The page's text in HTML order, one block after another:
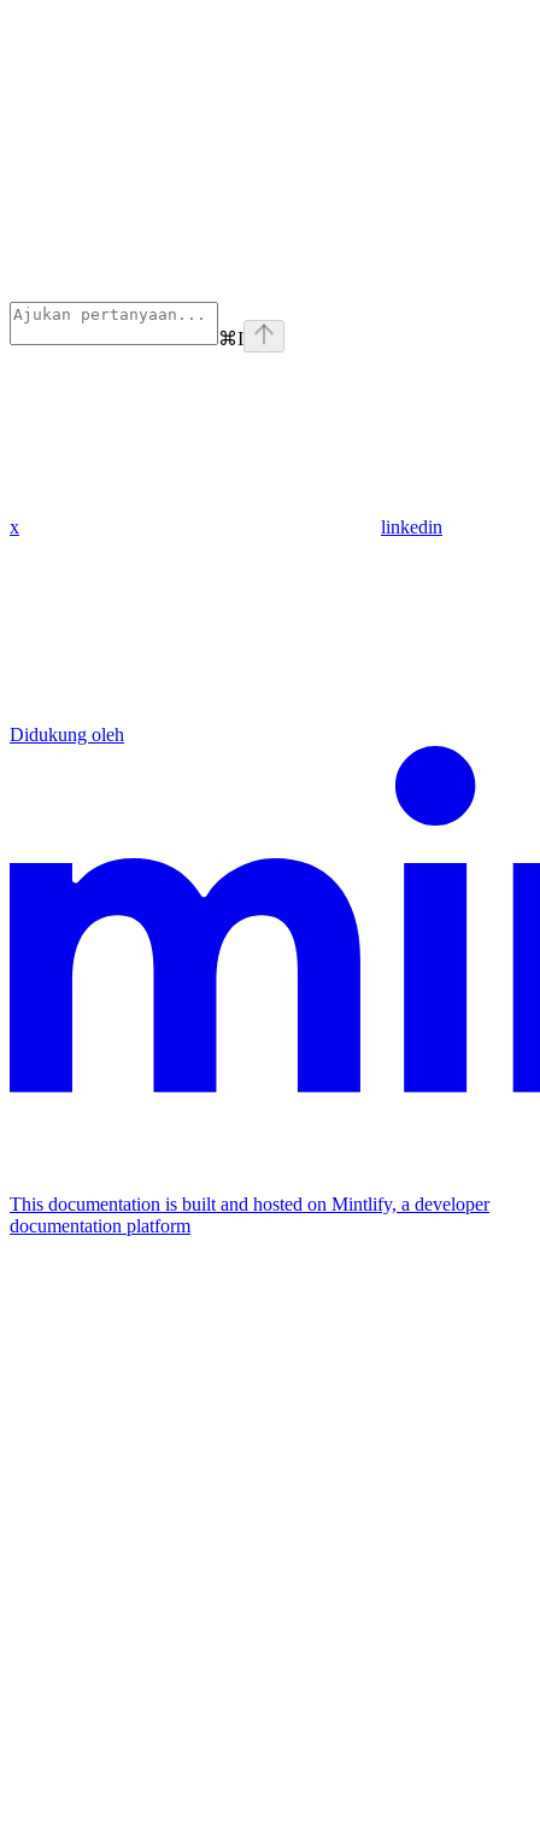
⌘I
x linkedin
Didukung oleh
This documentation is built and hosted on Mintlify, a developer
documentation platform